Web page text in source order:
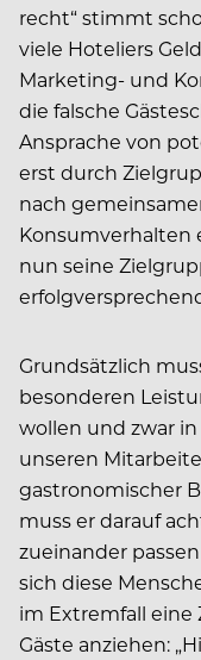
recht“ stimmt
viele Hoteliers
Marketing- und
die falsche
Ansprache von
erst durch
nach
Konsumverhalten
nun seine
Grundsätzlich
besonderen
wollen und zwar
unseren
gastronomischer
muss er darauf
zueinander
sich diese
im Extremfall eine
Gäste anziehen: